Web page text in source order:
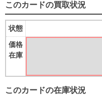
このカードの買取状況
状態
価格
在庫
このカードの在庫状況